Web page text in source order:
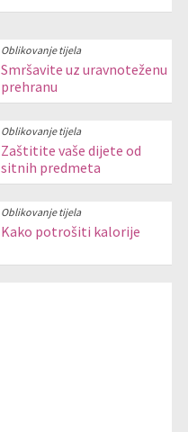
Oblikovanje tijela
Smršavite uz uravnoteženu
prehranu
Oblikovanje tijela
Zaštitite vaše dijete od
sitnih predmeta
Oblikovanje tijela
Kako potrošiti kalorije